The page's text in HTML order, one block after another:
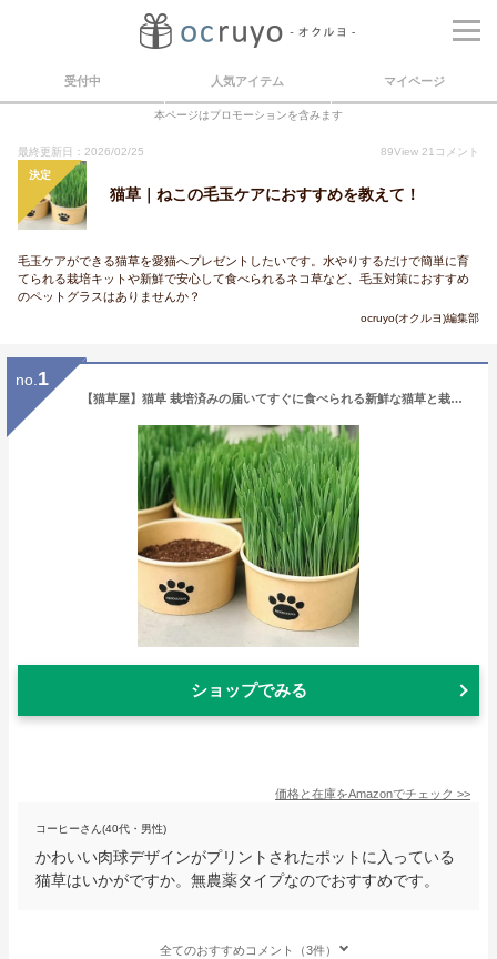
受付中 人気アイテム マイページ
本ページはプロモーションを含みます
最終更新日：2026/02/25 89View 21 コメント
決定
猫草｜ねこの毛玉ケアにおすすめを教えて！
毛玉ケアができる猫草を愛猫へプレゼントしたいです。水やりするだけで簡単に育
てられる栽培キットや新鮮で安心して食べられるネコ草など、毛玉対策におすすめ
のペットグラスはありませんか？
ocruyo(オクルヨ)編集部
no. 1
【猫草屋】猫草 栽培済みの届いてすぐに食べられる新鮮な猫草と栽培用の鉢のセット◎無農薬栽培 ◎天然土は不使用◎植物由来の土なので使用後はそのまま燃えるゴミでOKです！
ショップでみる
価格と在庫をAmazonでチェック >>
コーヒーさん(40代・男性)
かわいい肉球デザインがプリントされたポットに入っている
猫草はいかがですか。無農薬タイプなのでおすすめです。
全てのおすすめコメント（3件）